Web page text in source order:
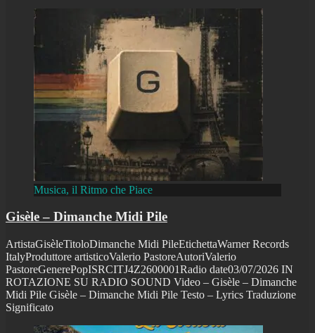
Musica, il Ritmo che Piace
Gisèle – Dimanche Midi Pile
ArtistaGisèleTitoloDimanche Midi PileEtichettaWarner Records
ItalyProduttore artisticoValerio PastoreAutoriValerio
PastoreGenerePopISRCITJ4Z2600001Radio date03/07/2026 IN
ROTAZIONE SU RADIO SOUND Video – Gisèle – Dimanche
Midi Pile Gisèle – Dimanche Midi Pile Testo – Lyrics Traduzione
Significato